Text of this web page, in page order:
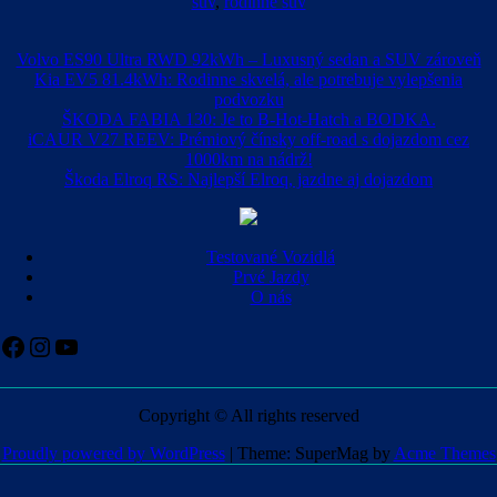
Volvo ES90 Ultra RWD 92kWh – Luxusný sedan a SUV zároveň
Kia EV5 81.4kWh: Rodinne skvelá, ale potrebuje vylepšenia
podvozku
ŠKODA FABIA 130: Je to B-Hot-Hatch a BODKA.
iCAUR V27 REEV: Prémiový čínsky off-road s dojazdom cez
1000km na nádrž!
Škoda Elroq RS: Najlepší Elroq, jazdne aj dojazdom
Testované Vozidlá
Prvé Jazdy
O nás
Facebook
Instagram
YouTube
Copyright © All rights reserved
Proudly powered by WordPress | Theme: SuperMag by Acme Themes